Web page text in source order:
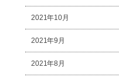
2021年10月
2021年9月
2021年8月